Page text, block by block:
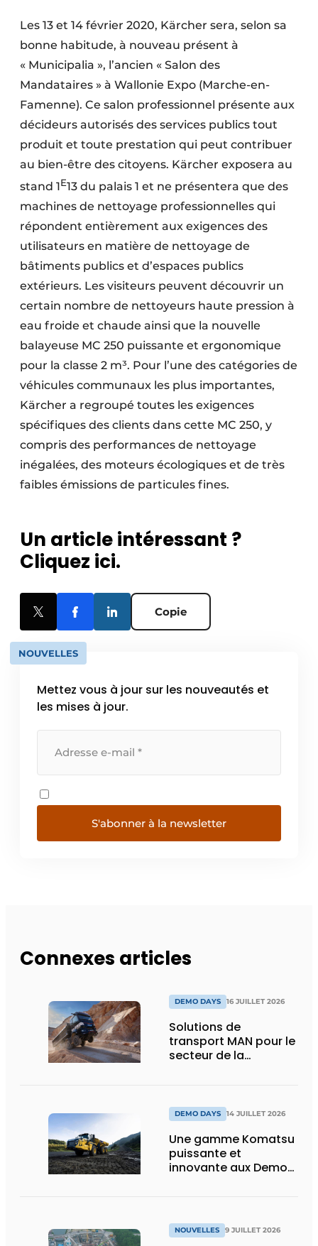
Video’s
Construction bois
Contrôle d’accès
Éclairage
Fondations
Façades
Géotextiles
Infrastructures souterraines et égouttage
Protection solaire
Rénovation
Software
Techniques ferroviaires
Travaux ferroviaires
Les 13 et 14 février 2020, Kärcher sera, selon sa
bonne habitude, à nouveau présent à
« Municipalia », l’ancien « Salon des
Mandataires » à Wallonie Expo (Marche-en-
Famenne). Ce salon professionnel présente aux
décideurs autorisés des services publics tout
produit et toute prestation qui peut contribuer
au bien-être des citoyens. Kärcher exposera au
stand 1E13 du palais 1 et ne présentera que des
machines de nettoyage professionnelles qui
répondent entièrement aux exigences des
utilisateurs en matière de nettoyage de
bâtiments publics et d’espaces publics
extérieurs. Les visiteurs peuvent découvrir un
certain nombre de nettoyeurs haute pression à
eau froide et chaude ainsi que la nouvelle
balayeuse MC 250 puissante et ergonomique
pour la classe 2 m³. Pour l’une des catégories de
véhicules communaux les plus importantes,
Kärcher a regroupé toutes les exigences
spécifiques des clients dans cette MC 250, y
compris des performances de nettoyage
inégalées, des moteurs écologiques et de très
faibles émissions de particules fines.
Un article intéressant ?
Cliquez ici.
Copie
NOUVELLES
Mettez vous à jour sur les nouveautés et
les mises à jour.
S'abonner à la newsletter
Connexes articles
DEMO DAYS 16 JUILLET 2026
Solutions de
transport MAN pour le
secteur de la
DEMO DAYS 14 JUILLET 2026
Une gamme Komatsu
puissante et
innovante aux Demo
NOUVELLES 9 JUILLET 2026